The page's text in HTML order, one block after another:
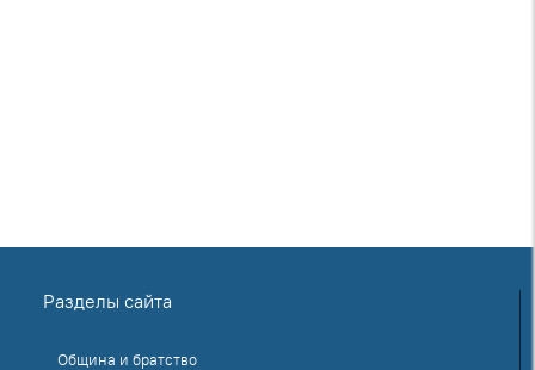
Разделы сайта
Община и братство